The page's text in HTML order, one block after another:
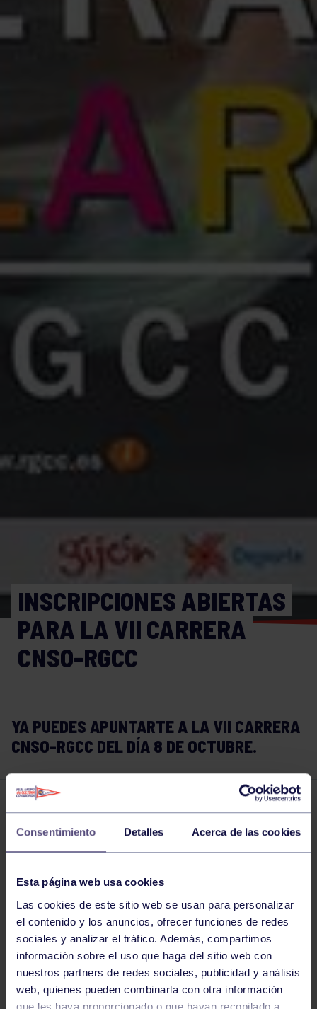
Consentimiento Detalles Acerca de las cookies
Esta página web usa cookies
Las cookies de este sitio web se usan para personalizar
el contenido y los anuncios, ofrecer funciones de redes
sociales y analizar el tráfico. Además, compartimos
información sobre el uso que haga del sitio web con
nuestros partners de redes sociales, publicidad y análisis
web, quienes pueden combinarla con otra información
que les haya proporcionado o que hayan recopilado a
INSCRIPCIONES ABIERTAS
PARA LA VII CARRERA
CNSO-RGCC
YA PUEDES APUNTARTE A LA VII CARRERA
CNSO-RGCC DEL DÍA 8 DE OCTUBRE.
Atletismo 14 SEP 2017
Comparte